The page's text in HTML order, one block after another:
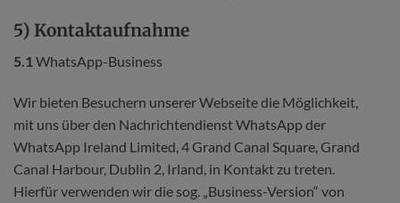
5) Kontaktaufnahme
5.1 WhatsApp-Business
Wir bieten Besuchern unserer Webseite die Möglichkeit,
mit uns über den Nachrichtendienst WhatsApp der
WhatsApp Ireland Limited, 4 Grand Canal Square, Grand
Canal Harbour, Dublin 2, Irland, in Kontakt zu treten.
Hierfür verwenden wir die sog. „Business-Version“ von